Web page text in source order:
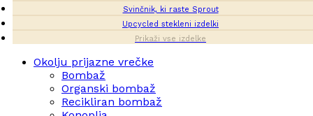
Svinčnik, ki raste Sprout
Upcycled stekleni izdelki
Prikaži vse izdelke
Okolju prijazne vrečke
Bombaž
Organski bombaž
Recikliran bombaž